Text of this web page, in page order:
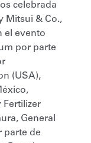
celebrada
Mitsui & Co.,
el evento
por parte
(USA),
Fertilizer
General
parte de